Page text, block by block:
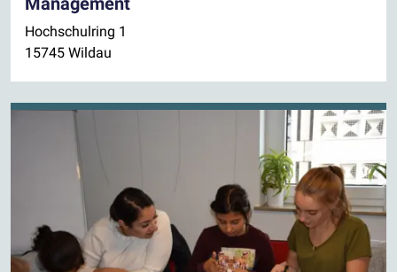
Hochschulring 1
15745 Wildau